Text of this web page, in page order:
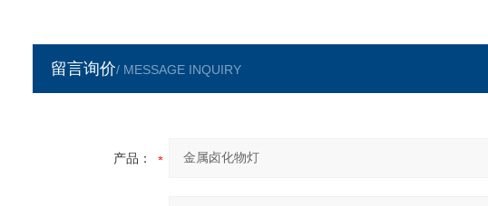
留言询价/ MESSAGE INQUIRY
产品：